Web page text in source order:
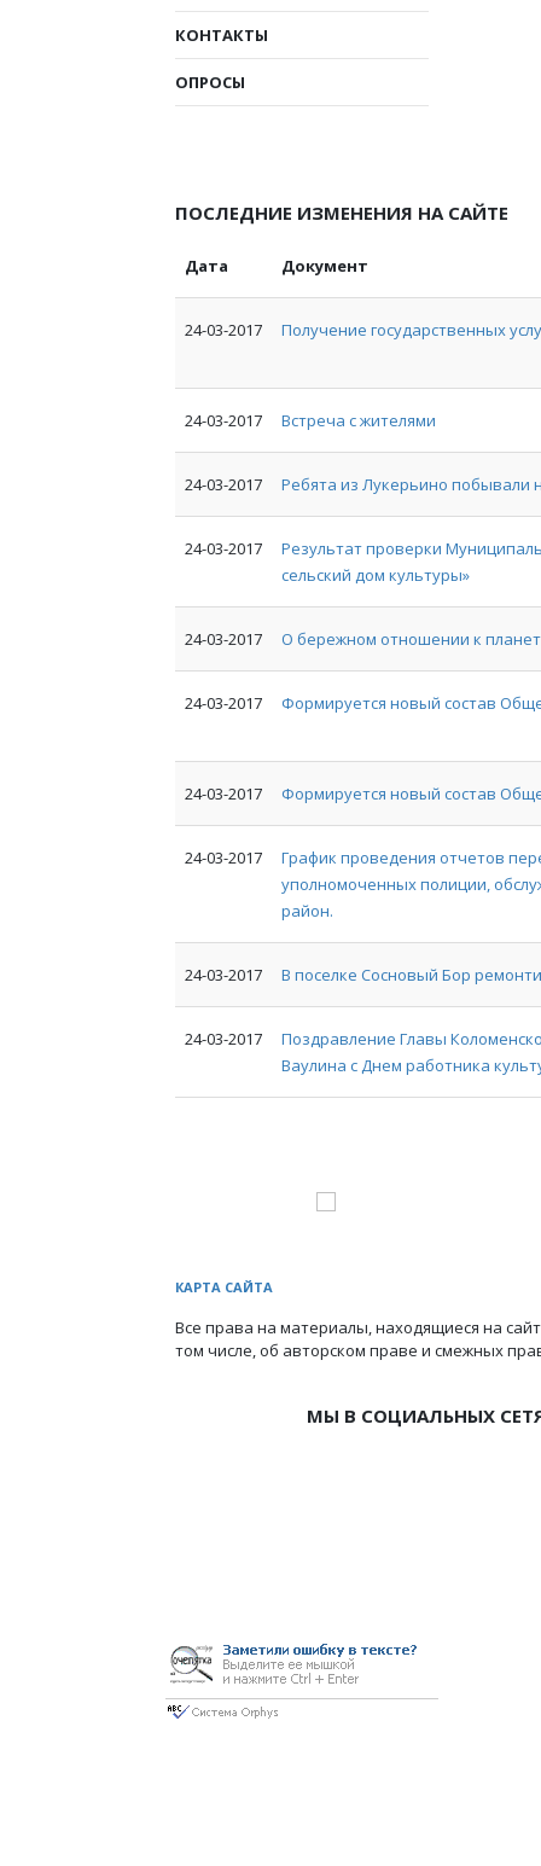
КОНТАКТЫ
ОПРОСЫ
ПОСЛЕДНИЕ ИЗМЕНЕНИЯ НА САЙТЕ
Дата Документ
24-03-2017 Получение государственных
24-03-2017 Встреча с жителями
24-03-2017 Ребята из Лукерьино побывали
24-03-2017
Результат проверки
сельский дом культуры»
24-03-2017 О бережном отношении к
24-03-2017 Формируется новый состав
24-03-2017 Формируется новый состав
24-03-2017
График проведения отчетов
уполномоченных полиции,
район.
24-03-2017 В поселке Сосновый Бор
24-03-2017
Поздравление Главы
Ваулина с Днем работника
КАРТА САЙТА
Все права на материалы, находящиеся на
том числе, об авторском праве и смежных
МЫ В СОЦИАЛЬНЫХ